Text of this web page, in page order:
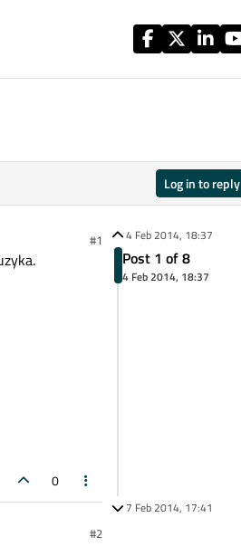
Log in to reply
#1
0
#2
4 Feb 2014, 18:37
Post 1 of 8
4 Feb 2014, 18:37
7 Feb 2014, 17:41